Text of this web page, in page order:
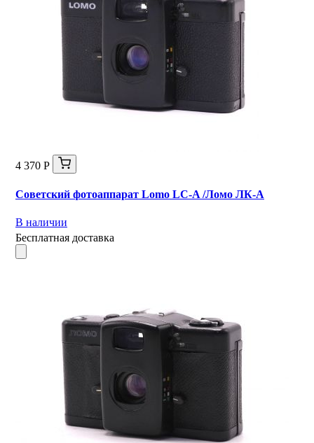
4 370 Р
Советский фотоаппарат Lomo LC-A /Ломо ЛК-А
В наличии
Бесплатная доставка